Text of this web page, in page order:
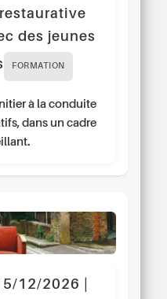
des jeunes
FORMATION
à la conduite
dans un cadre
12/2026 |